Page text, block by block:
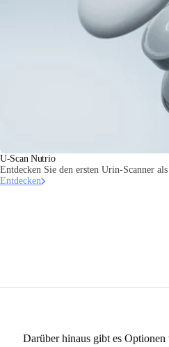
U-Scan Nutrio
Entdecken Sie den ersten Urin-Scanner
Entdecken
Darüber hinaus gibt es